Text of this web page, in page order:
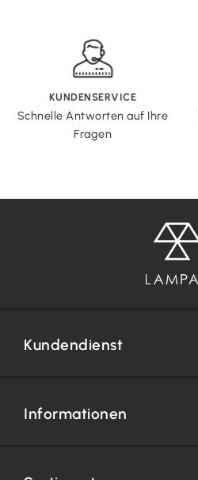
KUNDENSERVICE
Schnelle Antworten auf Ihre
Fragen
Kundendienst
Informationen